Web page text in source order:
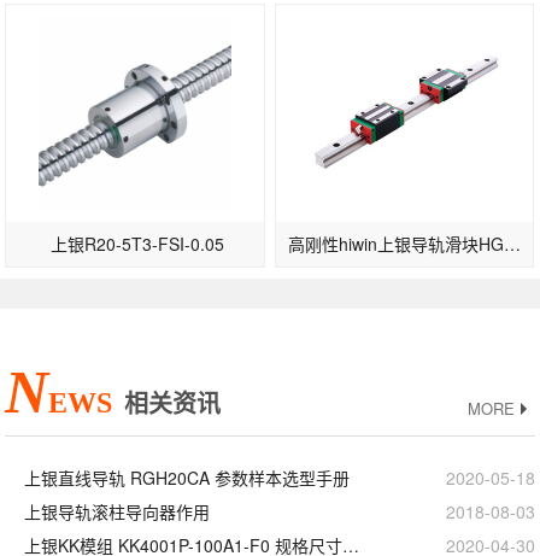
上银R20-5T3-FSI-0.05 高刚性hiwin上银导轨滑块HGW30CB-高速型
NEWS 相关资讯 MORE
上银直线导轨 RGH20CA 参数样本选型手册
2020-05-18
上银导轨滚柱导向器作用
2018-08-03
上银KK模组 KK4001P-100A1-F0 规格尺寸型号
2020-04-30